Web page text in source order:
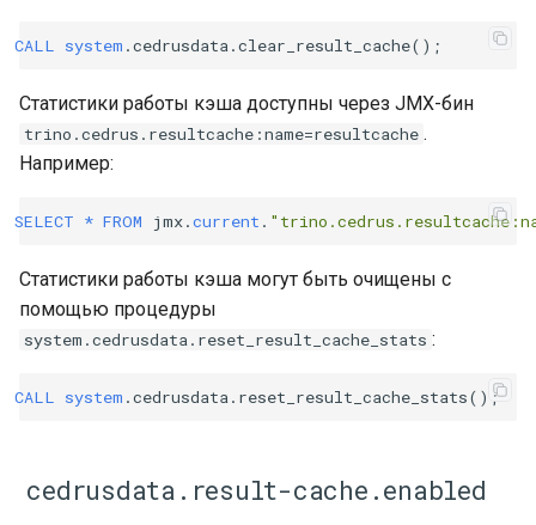
CALL system .cedrusdata .clear_result_cache();
Статистики работы кэша доступны через JMX-бин
trino.cedrus.resultcache:name=resultcache .
Например:
SELECT * FROM jmx.current .
Статистики работы кэша могут быть очищены с
помощью процедуры
system.cedrusdata.reset_result_cache_stats :
CALL system .cedrusdata . reset_result_cache_stats();
cedrusdata.result-cache.enabled